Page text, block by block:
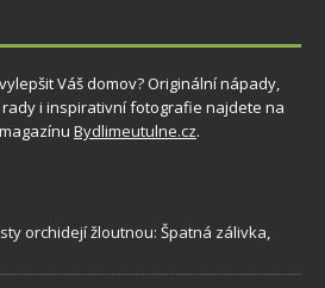
Váš domov? Originální nápady,
i inspirativní fotografie najdete na
Bydlimeutulne.cz.
orchidejí žloutnou: Špatná zálivka,